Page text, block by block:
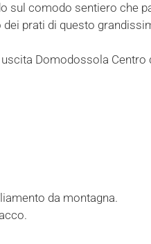
sul comodo sentiero che
prati di questo
Domodossola
da montagna.